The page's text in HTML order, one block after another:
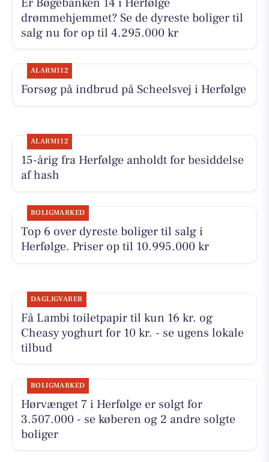
drømmehjemmet? Se de dyreste boliger til
salg nu for op til 4.295.000 kr
ALARM112
Forsøg på indbrud på Scheelsvej i Herfølge
ALARM112
15-årig fra Herfølge anholdt for besiddelse
af hash
BOLIGMARKED
Top 6 over dyreste boliger til salg i
Herfølge. Priser op til 10.995.000 kr
DAGLIGVARER
Få Lambi toiletpapir til kun 16 kr. og
Cheasy yoghurt for 10 kr. - se ugens lokale
tilbud
BOLIGMARKED
Hørvænget 7 i Herfølge er solgt for
3.507.000 - se køberen og 2 andre solgte
boliger